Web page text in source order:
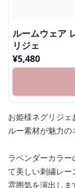
ルームウェア
リジェ
¥5,480
お姫様ネグリジ
ルー素材が魅力の
ラベンダーカラ
て美しい刺繍レ
雰囲気を演出しま